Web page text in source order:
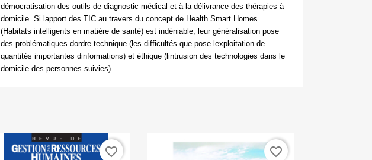
démocratisation des outils de diagnostic médical et à la délivrance des thérapies à
domicile. Si lapport des TIC au travers du concept de Health Smart Homes
(Habitats intelligents en matière de santé) est indéniable, leur généralisation pose
des problématiques dordre technique (les difficultés que pose lexploitation de
quantités importantes dinformations) et éthique (lintrusion des technologies dans le
domicile des personnes suivies).
favorite_border favorite_border